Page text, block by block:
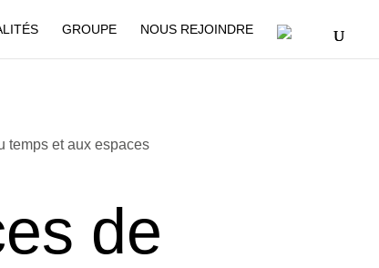
GROUPE NOUS REJOINDRE
temps et aux espaces
de